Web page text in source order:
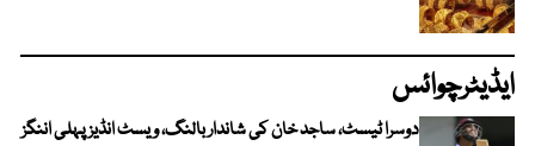
ایڈیٹرچوائس
دوسرا ٹیسٹ، ساجد خان کی شاندار بالنگ، ویسٹ انڈیز پہلی اننگز